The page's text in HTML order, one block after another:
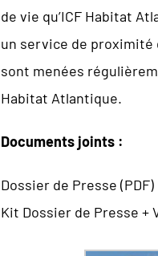
de vie qu’ICF Habitat
un service de proximité
sont menées
Habitat Atlantique.
Documents joints :
Dossier de Presse (PDF)
Kit Dossier de Presse +